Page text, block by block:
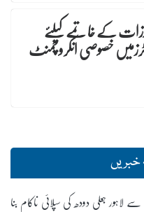
کے خاتمے کیلئے
خصوصی انکروچمنٹ
خبریں
لاہور جعلی دودھ کی سپلائی ناکام بنا